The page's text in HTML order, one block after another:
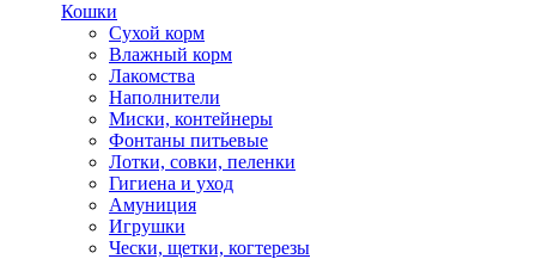
Кошки
Сухой корм
Влажный корм
Лакомства
Наполнители
Миски, контейнеры
Фонтаны питьевые
Лотки, совки, пеленки
Гигиена и уход
Амуниция
Игрушки
Чески, щетки, когтерезы